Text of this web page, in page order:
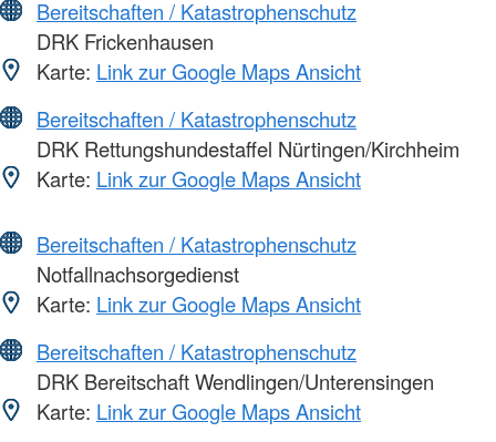
Bereitschaften / Katastrophenschutz
DRK Frickenhausen
Karte: Link zur Google Maps Ansicht
Bereitschaften / Katastrophenschutz
DRK Rettungshundestaffel Nürtingen/Kirchheim
Karte: Link zur Google Maps Ansicht
Bereitschaften / Katastrophenschutz
Notfallnachsorgedienst
Karte: Link zur Google Maps Ansicht
Bereitschaften / Katastrophenschutz
DRK Bereitschaft Wendlingen/Unterensingen
Karte: Link zur Google Maps Ansicht